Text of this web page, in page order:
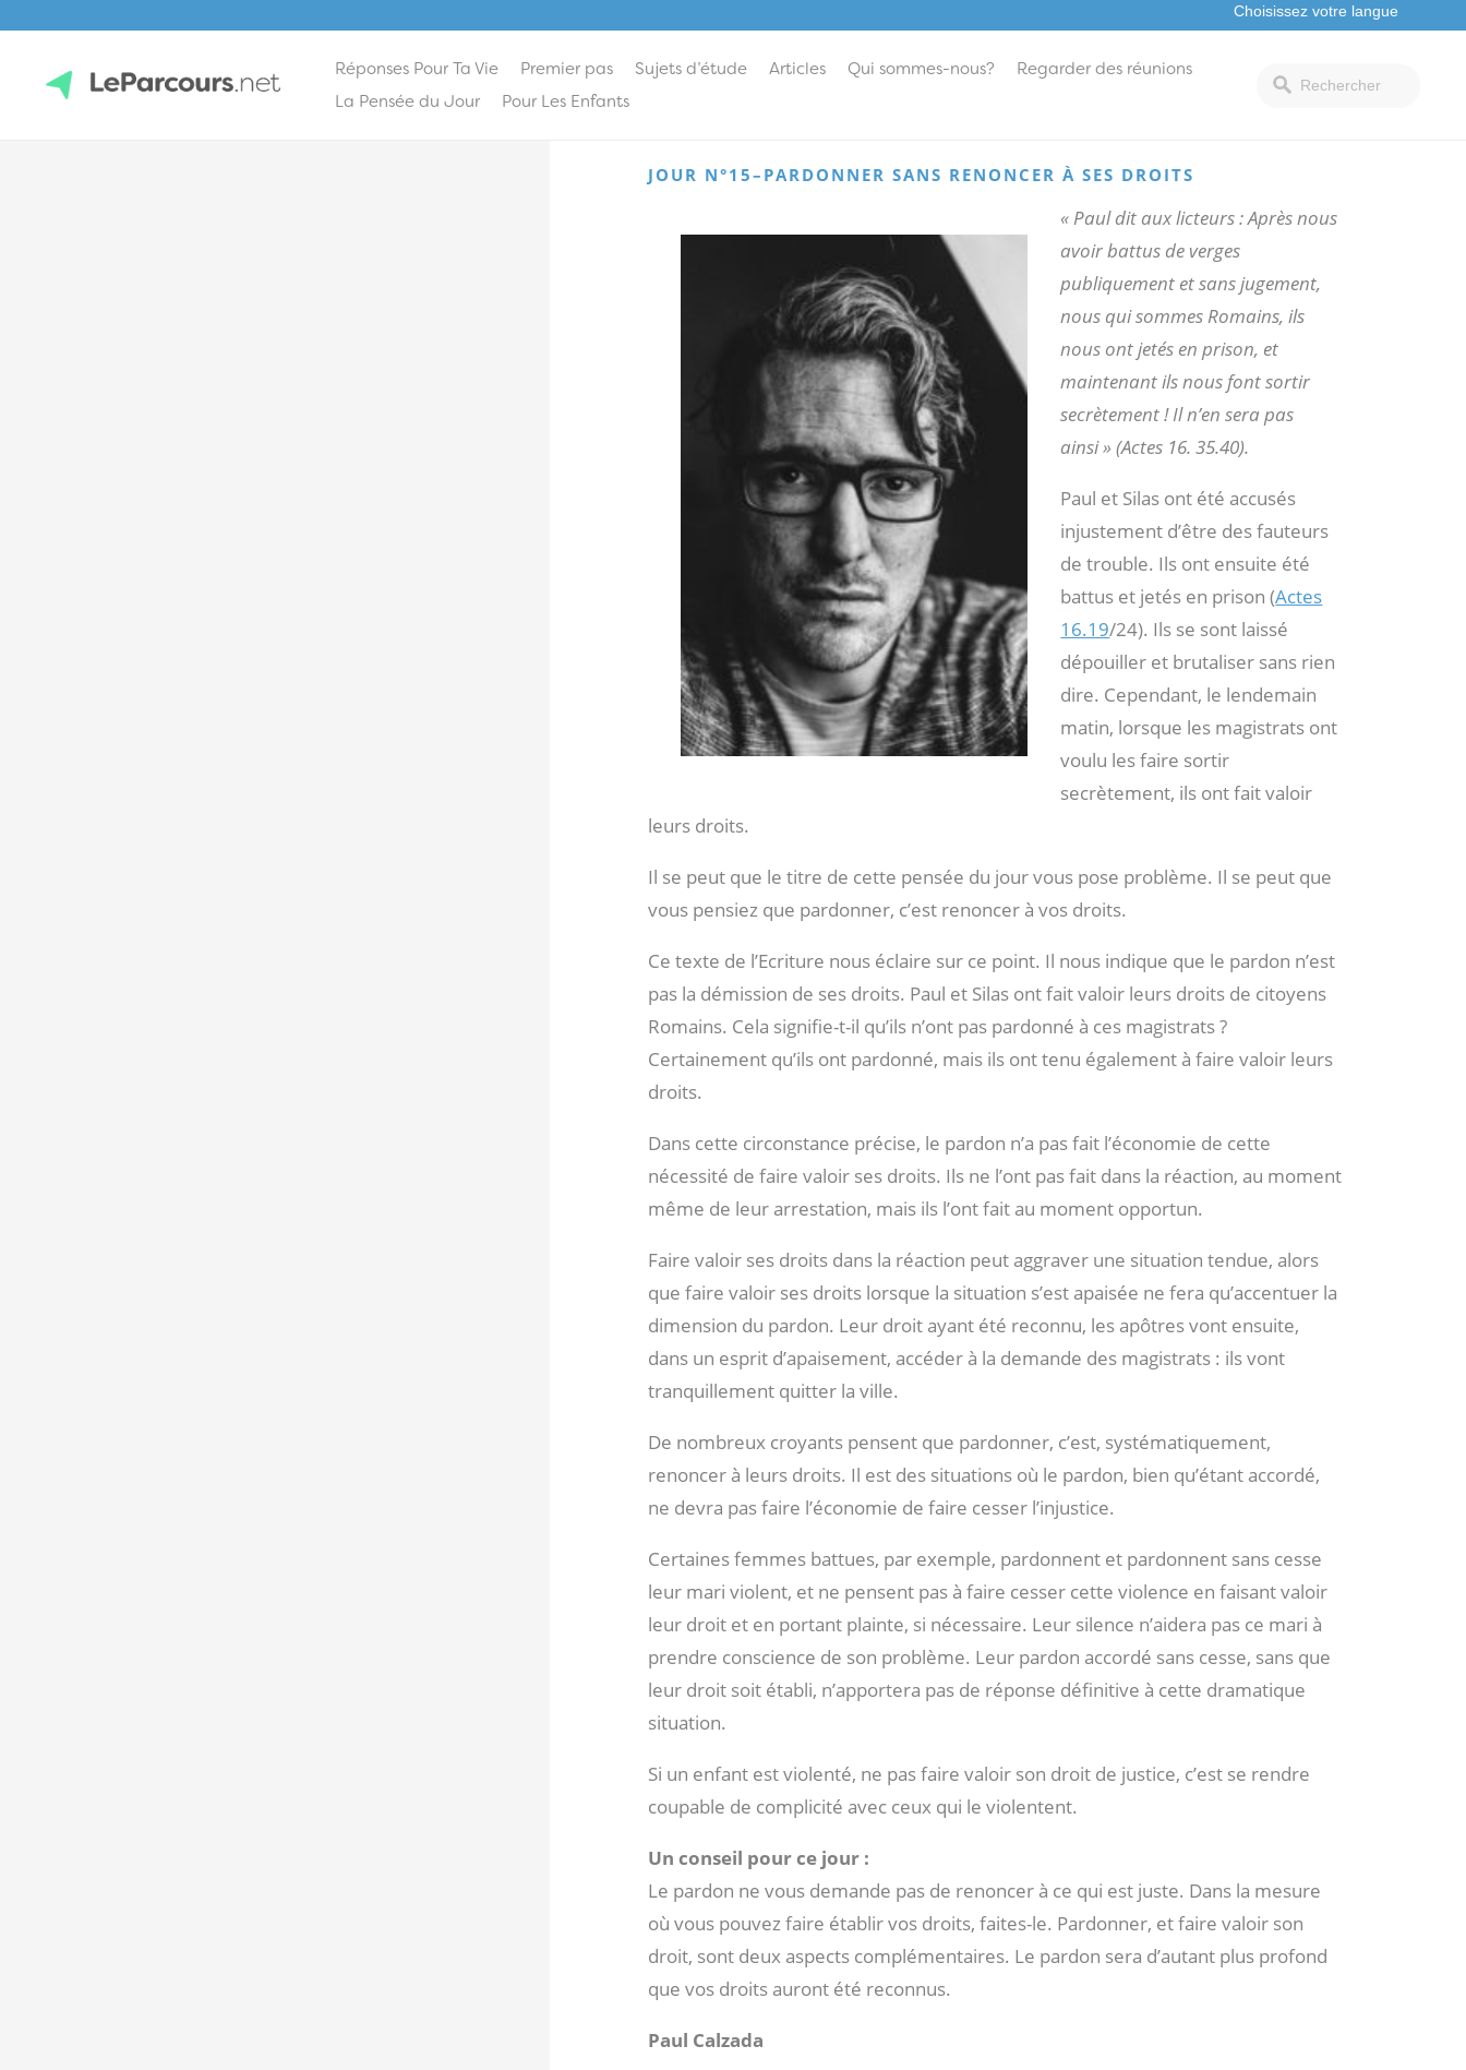
Réponses Pour Ta Vie Premier pas Sujets d’étude Articles Qui sommes-nous?
Regarder des réunions
La Pensée du Jour
Pour Les Enfants
JOUR N°15–PARDONNER SANS RENONCER À SES DROITS
« Paul dit aux licteurs : Après nous
avoir battus de verges
publiquement et sans jugement,
nous qui sommes Romains, ils
nous ont jetés en prison, et
maintenant ils nous font sortir
secrètement ! Il n’en sera pas
ainsi » (Actes 16. 35.40).
Paul et Silas ont été accusés
injustement d’être des fauteurs
de trouble. Ils ont ensuite été
battus et jetés en prison (Actes
16.19/24). Ils se sont laissé
dépouiller et brutaliser sans rien
dire. Cependant, le lendemain
matin, lorsque les magistrats ont
voulu les faire sortir
secrètement, ils ont fait valoir
leurs droits.
Il se peut que le titre de cette pensée du jour vous pose problème. Il se peut que
vous pensiez que pardonner, c’est renoncer à vos droits.
Ce texte de l’Ecriture nous éclaire sur ce point. Il nous indique que le pardon n’est
pas la démission de ses droits. Paul et Silas ont fait valoir leurs droits de citoyens
Romains. Cela signifie-t-il qu’ils n’ont pas pardonné à ces magistrats ?
Certainement qu’ils ont pardonné, mais ils ont tenu également à faire valoir leurs
droits.
Dans cette circonstance précise, le pardon n’a pas fait l’économie de cette
nécessité de faire valoir ses droits. Ils ne l’ont pas fait dans la réaction, au moment
même de leur arrestation, mais ils l’ont fait au moment opportun.
Faire valoir ses droits dans la réaction peut aggraver une situation tendue, alors
que faire valoir ses droits lorsque la situation s’est apaisée ne fera qu’accentuer la
dimension du pardon. Leur droit ayant été reconnu, les apôtres vont ensuite,
dans un esprit d’apaisement, accéder à la demande des magistrats : ils vont
tranquillement quitter la ville.
De nombreux croyants pensent que pardonner, c’est, systématiquement,
renoncer à leurs droits. Il est des situations où le pardon, bien qu’étant accordé,
ne devra pas faire l’économie de faire cesser l’injustice.
Certaines femmes battues, par exemple, pardonnent et pardonnent sans cesse
leur mari violent, et ne pensent pas à faire cesser cette violence en faisant valoir
leur droit et en portant plainte, si nécessaire. Leur silence n’aidera pas ce mari à
prendre conscience de son problème. Leur pardon accordé sans cesse, sans que
leur droit soit établi, n’apportera pas de réponse définitive à cette dramatique
situation.
Si un enfant est violenté, ne pas faire valoir son droit de justice, c’est se rendre
coupable de complicité avec ceux qui le violentent.
Un conseil pour ce jour :
Le pardon ne vous demande pas de renoncer à ce qui est juste. Dans la mesure
où vous pouvez faire établir vos droits, faites-le. Pardonner, et faire valoir son
droit, sont deux aspects complémentaires. Le pardon sera d’autant plus profond
que vos droits auront été reconnus.
Paul Calzada